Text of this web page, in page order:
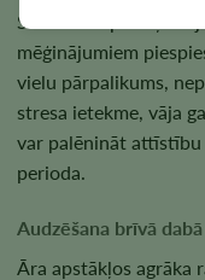
Stabiliem apstākļiem
mēģinājumiem
vielu pārpalikums,
stresa ietekme, vāja
var palēnināt attīstību
perioda.
Audzēšana brīvā dabā
Āra apstākļos agrāka